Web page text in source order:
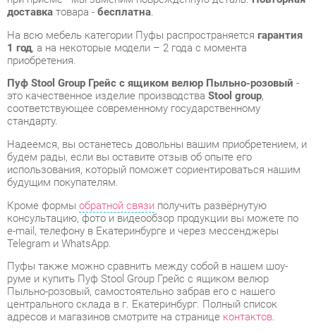
Пуф Stool Group Грейс с ящиком велюр Пыльно-розовый
соответствующее современному государственному
стандарту.
будем рады, если вы оставите отзыв об опыте его
использования, который поможет сориентироваться нашим
будущим покупателям.
консультацию, фото и видеообзор продукции вы можете по
e-mail, телефону в Екатеринбурге и через мессенджеры
Telegram и WhatsApp.
Пуфы также можно сравнить между собой в нашем шоу-
руме и купить Пуф Stool Group Грейс с ящиком велюр
Пыльно-розовый, самостоятельно забрав его с нашего
центрального склада в г. Екатеринбург. Полный список
адресов и магазинов смотрите на странице
контактов
Материал
Велюр
Ширина, мм
405
Глубина, мм
405